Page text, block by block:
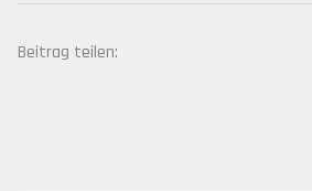
Beitrag teilen: